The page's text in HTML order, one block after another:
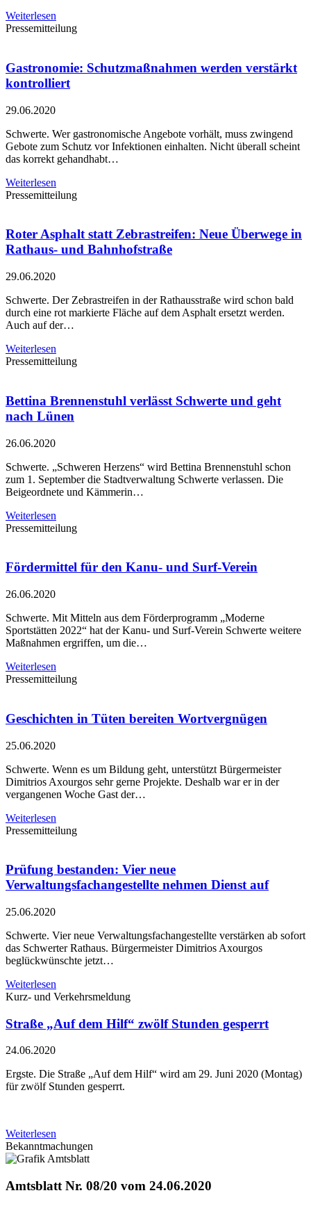
Weiterlesen
Pressemitteilung
Gastronomie: Schutzmaßnahmen werden verstärkt
kontrolliert
29.06.2020
Schwerte. Wer gastronomische Angebote vorhält, muss zwingend
Gebote zum Schutz vor Infektionen einhalten. Nicht überall scheint
das korrekt gehandhabt…
Weiterlesen
Pressemitteilung
Roter Asphalt statt Zebrastreifen: Neue Überwege in
Rathaus- und Bahnhofstraße
29.06.2020
Schwerte. Der Zebrastreifen in der Rathausstraße wird schon bald
durch eine rot markierte Fläche auf dem Asphalt ersetzt werden.
Auch auf der…
Weiterlesen
Pressemitteilung
Bettina Brennenstuhl verlässt Schwerte und geht
nach Lünen
26.06.2020
Schwerte. „Schweren Herzens“ wird Bettina Brennenstuhl schon
zum 1. September die Stadtverwaltung Schwerte verlassen. Die
Beigeordnete und Kämmerin…
Weiterlesen
Pressemitteilung
Fördermittel für den Kanu- und Surf-Verein
26.06.2020
Schwerte. Mit Mitteln aus dem Förderprogramm „Moderne
Sportstätten 2022“ hat der Kanu- und Surf-Verein Schwerte weitere
Maßnahmen ergriffen, um die…
Weiterlesen
Pressemitteilung
Geschichten in Tüten bereiten Wortvergnügen
25.06.2020
Schwerte. Wenn es um Bildung geht, unterstützt Bürgermeister
Dimitrios Axourgos sehr gerne Projekte. Deshalb war er in der
vergangenen Woche Gast der…
Weiterlesen
Pressemitteilung
Prüfung bestanden: Vier neue
Verwaltungsfachangestellte nehmen Dienst auf
25.06.2020
Schwerte. Vier neue Verwaltungsfachangestellte verstärken ab sofort
das Schwerter Rathaus. Bürgermeister Dimitrios Axourgos
beglückwünschte jetzt…
Weiterlesen
Kurz- und Verkehrsmeldung
Straße „Auf dem Hilf“ zwölf Stunden gesperrt
24.06.2020
Ergste. Die Straße „Auf dem Hilf“ wird am 29. Juni 2020 (Montag)
für zwölf Stunden gesperrt.
Weiterlesen
Bekanntmachungen
Amtsblatt Nr. 08/20 vom 24.06.2020